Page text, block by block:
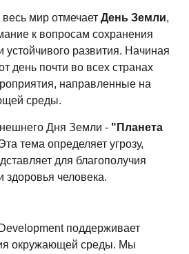
весь мир отмечает День Земли,
к вопросам сохранения
развития. Начиная
день почти во всех странах
направленные на
среды.
Дня Земли - "Планета
тема определяет угрозу,
для благополучия
человека.
поддерживает
окружающей среды. Мы